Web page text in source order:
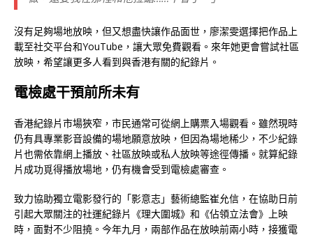
沒有足夠場地放映，但又想盡快讓作品面世，廖潔雯選擇把作品上
載至社交平台和YouTube，讓大眾免費觀看。來年她更會嘗試社區
放映，希望讓更多人看到與香港有關的紀錄片。
電檢處干預前所未有
香港紀錄片市場狹窄，市民通常可從網上購票入場觀看。雖然現時
仍有具專業影音設備的場地願意放映，但因為場地稀少，不少紀錄
片也需依靠網上播放、社區放映或私人放映等途徑傳播。就算紀錄
片成功覓得播放場地，仍有機會受到電檢處審查。
致力協助獨立電影發行的「影意志」藝術總監崔允信，在協助日前
引起大眾關注的社運紀錄片《理大圍城》和《佔領立法會》上映
時，面對不少阻撓。今年九月，兩部作品在放映前兩小時，接獲電